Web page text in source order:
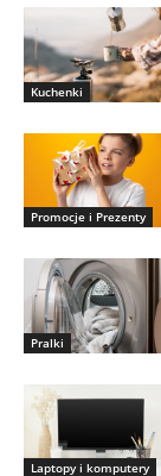
Kuchenki
Promocje i Prezenty
Pralki
Laptopy i komputery